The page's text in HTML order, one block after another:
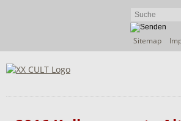
Navigation
Sitemap